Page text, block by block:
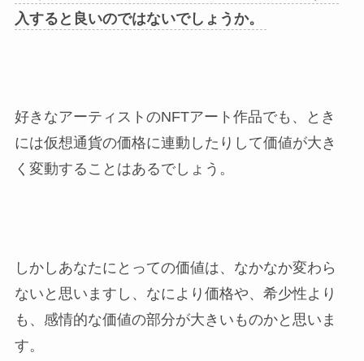
入すると良いのではないでしょうか。
好きなアーティストのNFTアート作品でも、とき
には仮想通貨の価格に連動したりして価値が大き
く変動することはあるでしょう。
しかしあなたにとっての価値は、なかなか変わら
ないと思いますし、なにより価格や、希少性より
も、感情的な価値の部分が大きいものかと思いま
す。